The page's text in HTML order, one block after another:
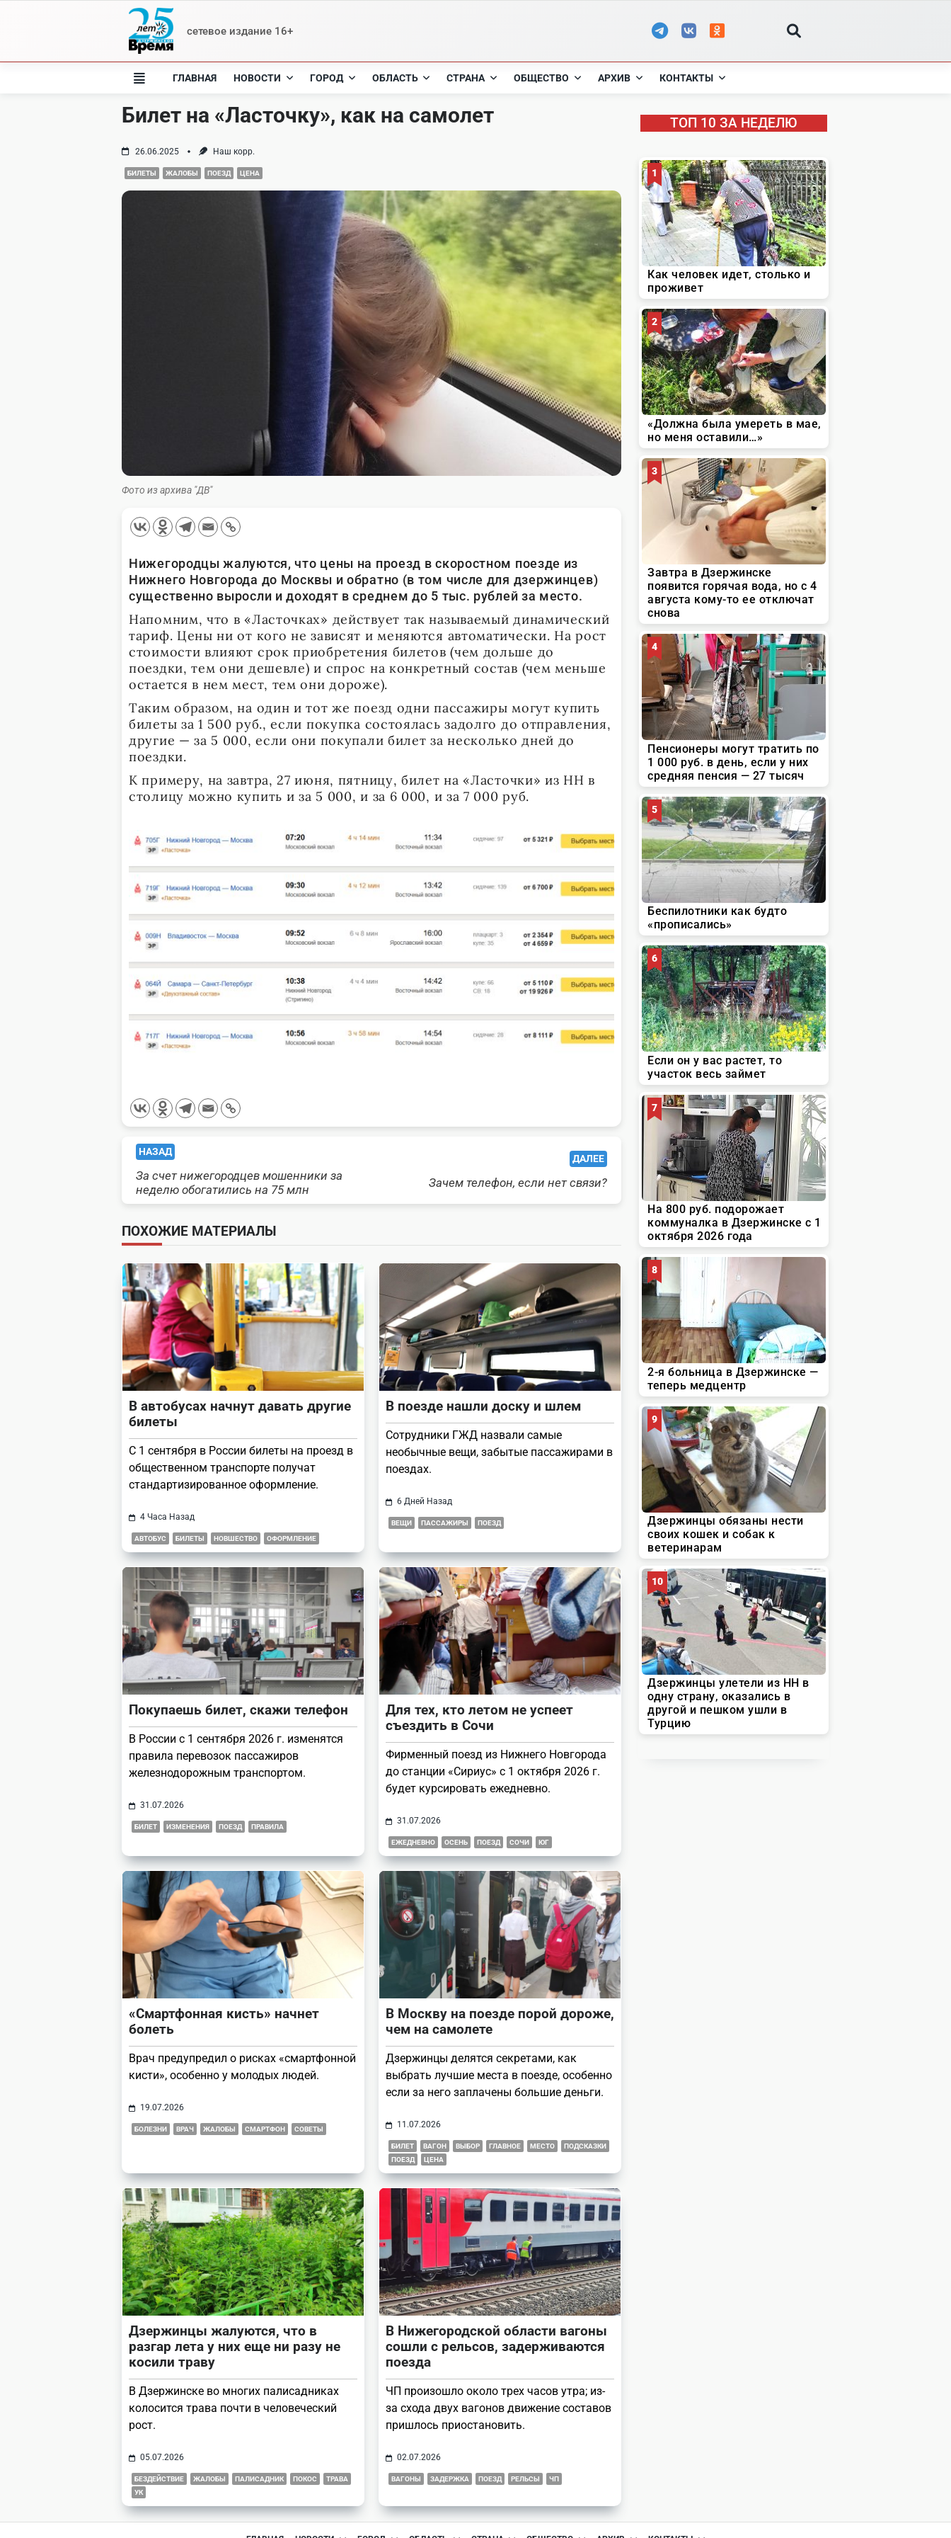
сетевое издание 16+
ГЛАВНАЯ НОВОСТИ ГОРОД ОБЛАСТЬ СТРАНА ОБЩЕСТВО АРХИВ КОНТАКТЫ
Билет на «Ласточку», как на самолет
26.06.2025 Наш корр.
БИЛЕТЫ ЖАЛОБЫ ПОЕЗД ЦЕНА
Фото из архива "ДВ"
Нижегородцы жалуются, что цены на проезд в скоростном поезде из
Нижнего Новгорода до Москвы и обратно (в том числе для дзержинцев)
существенно выросли и доходят в среднем до 5 тыс. рублей за место.
Напомним, что в «Ласточках» действует так называемый динамический
тариф. Цены ни от кого не зависят и меняются автоматически. На рост
стоимости влияют срок приобретения билетов (чем дольше до
поездки, тем они дешевле) и спрос на конкретный состав (чем меньше
остается в нем мест, тем они дороже).
Таким образом, на один и тот же поезд одни пассажиры могут купить
билеты за 1 500 руб., если покупка состоялась задолго до отправления,
другие — за 5 000, если они покупали билет за несколько дней до
поездки.
К примеру, на завтра, 27 июня, пятницу, билет на «Ласточки» из НН в
столицу можно купить и за 5 000, и за 6 000, и за 7 000 руб.
<span
class="nav-
screen-
reader-
text">Page</span>
НАЗАД
За счет нижегородцев мошенники за
неделю обогатились на 75 млн
ДАЛЕЕ
Зачем телефон, если нет связи?
ПОХОЖИЕ МАТЕРИАЛЫ
В автобусах начнут давать другие
билеты
С 1 сентября в России билеты на проезд в
общественном транспорте получат
стандартизированное оформление.
4 Часа Назад
АВТОБУС БИЛЕТЫ НОВШЕСТВО ОФОРМЛЕНИЕ
В поезде нашли доску и шлем
Сотрудники ГЖД назвали самые
необычные вещи, забытые пассажирами в
поездах.
6 Дней Назад
ВЕЩИ ПАССАЖИРЫ ПОЕЗД
Покупаешь билет, скажи телефон
В России с 1 сентября 2026 г. изменятся
правила перевозок пассажиров
железнодорожным транспортом.
31.07.2026
БИЛЕТ ИЗМЕНЕНИЯ ПОЕЗД ПРАВИЛА
Для тех, кто летом не успеет
съездить в Сочи
Фирменный поезд из Нижнего Новгорода
до станции «Сириус» с 1 октября 2026 г.
будет курсировать ежедневно.
31.07.2026
ЕЖЕДНЕВНО ОСЕНЬ ПОЕЗД СОЧИ ЮГ
«Смартфонная кисть» начнет
болеть
Врач предупредил о рисках «смартфонной
кисти», особенно у молодых людей.
19.07.2026
БОЛЕЗНИ ВРАЧ ЖАЛОБЫ СМАРТФОН СОВЕТЫ
В Москву на поезде порой дороже,
чем на самолете
Дзержинцы делятся секретами, как
выбрать лучшие места в поезде, особенно
если за него заплачены большие деньги.
11.07.2026
БИЛЕТ ВАГОН ВЫБОР ГЛАВНОЕ МЕСТО
ПОДСКАЗКИ
ПОЕЗД
ЦЕНА
Дзержинцы жалуются, что в
разгар лета у них еще ни разу не
косили траву
В Дзержинске во многих палисадниках
колосится трава почти в человеческий
рост.
05.07.2026
БЕЗДЕЙСТВИЕ ЖАЛОБЫ ПАЛИСАДНИК ПОКОС
ТРАВА
УК
В Нижегородской области вагоны
сошли с рельсов, задерживаются
поезда
ЧП произошло около трех часов утра; из-
за схода двух вагонов движение составов
пришлось приостановить.
02.07.2026
ВАГОНЫ ЗАДЕРЖКА ПОЕЗД РЕЛЬСЫ ЧП
ТОП 10 ЗА НЕДЕЛЮ